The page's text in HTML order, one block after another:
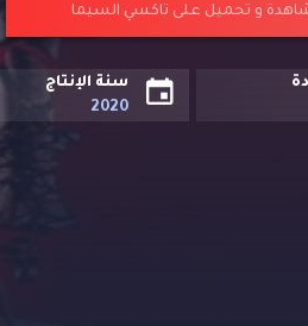
و تحميل على تاكسي السيما
سنة الإنتاج
2020